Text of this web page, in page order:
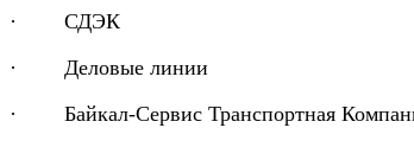
· СДЭК
· Деловые линии
· Байкал-Сервис Транспортная